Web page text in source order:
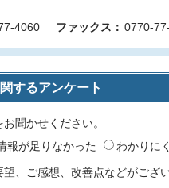
4060 ファックス： 0770-
するアンケート
聞かせください。
報が足りなかった わかりに
、ご感想、改善点などがござ